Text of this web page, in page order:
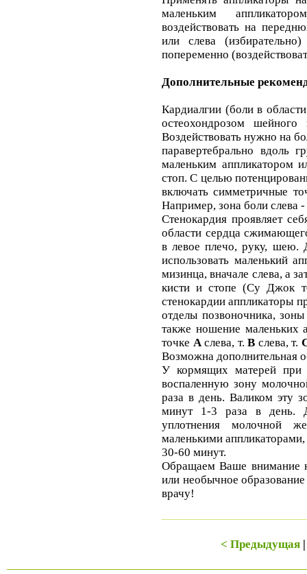
маленьким
воздействовать на
или слева
попеременно
Дополнительные
Кардиалгии (боли в
остеохондрозом шейного
Воздействовать нужно на
паравертебрально вдоль
маленьким аппликатором
стоп. С целью
включать симметричные
Например, зона боли слева
Стенокардия проявляет
области сердца
в левое плечо, руку, шею.
использовать маленький
мизинца, вначале слева, а
кисти и стопе (Су Джок
стенокардии аппликаторы
отделы позвоночника,
также ношение маленьких
точке Аслева, т.В слева, т.
Возможна дополнительная
У кормящих матерей при
воспаленную зону
раза в день. Валиком эту
минут 1-3 раза в день.
уплотнения молочной
маленькими
30-60 минут.
Обращаем Ваше внимание
или необычное
врачу!
< Предыдущая